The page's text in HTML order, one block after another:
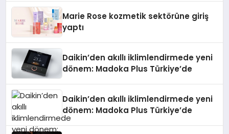
Marie Rose kozmetik sektörüne giriş
yaptı
Daikin’den akıllı iklimlendirmede yeni
dönem: Madoka Plus Türkiye’de
Daikin’den akıllı iklimlendirmede yeni
dönem: Madoka Plus Türkiye’de